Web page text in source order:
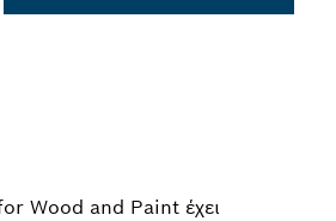
Wood and Paint έχει